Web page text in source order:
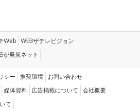
Web WEBザテレビジョン
が発見ネット
シー 推奨環境 お問い合わせ
媒体資料 広告掲載について 会社概要
て